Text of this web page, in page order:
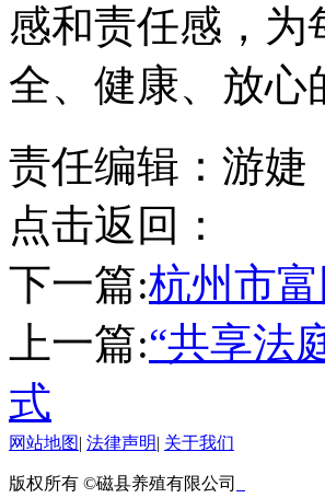
感和责任感，为
全、健康、放心
责任编辑：游婕
点击返回：
下一篇:杭州市
上一篇:“共享法
式
网站地图| 法律声明| 关于我们
版权所有 ©磁县养殖有限公司